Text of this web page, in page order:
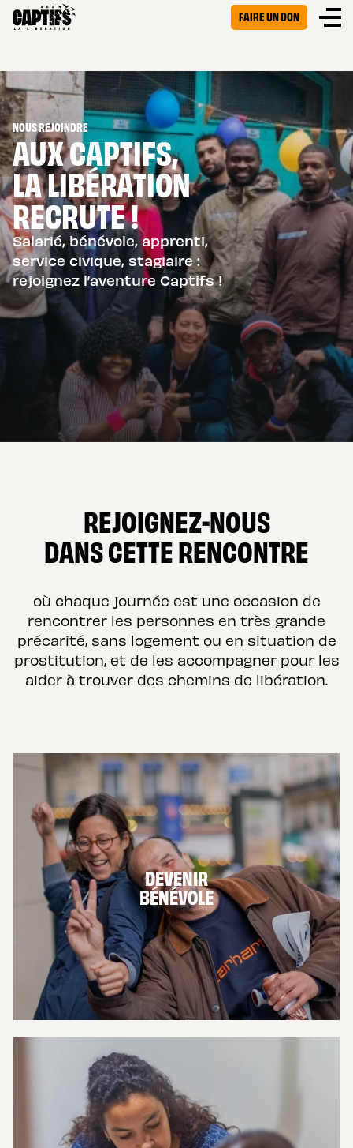
FAIRE UN DON
NOUS REJOINDRE
AUX CAPTIFS,
LA LIBÉRATION
RECRUTE !
Salarié, bénévole, apprenti,
service civique, stagiaire :
rejoignez l’aventure Captifs !
REJOIGNEZ-NOUS
DANS CETTE RENCONTRE
où chaque journée est une occasion de
rencontrer les personnes en très grande
précarité, sans logement ou en situation de
prostitution, et de les accompagner pour les
aider à trouver des chemins de libération.
DEVENIR
BÉNÉVOLE
EN SAVOIR PLUS